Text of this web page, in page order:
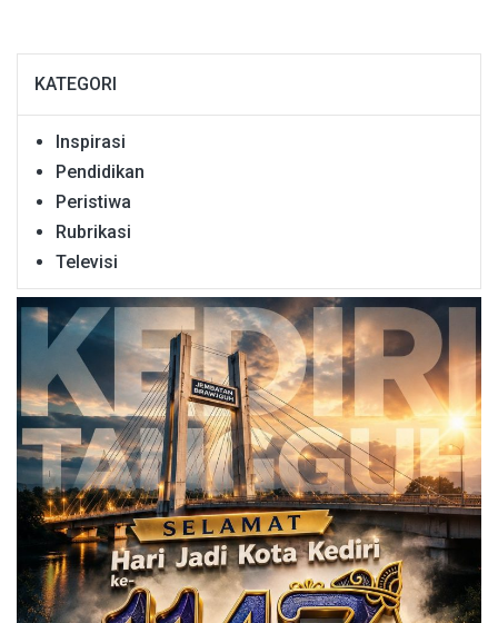
KATEGORI
Inspirasi
Pendidikan
Peristiwa
Rubrikasi
Televisi